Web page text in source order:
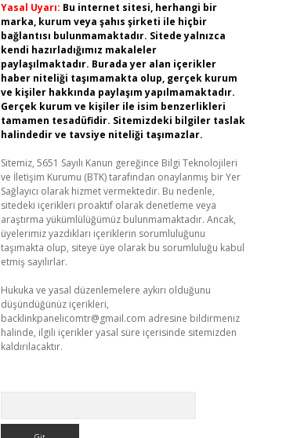
Yasal Uyarı: Bu internet sitesi, herhangi bir
marka, kurum veya şahıs şirketi ile hiçbir
bağlantısı bulunmamaktadır. Sitede yalnızca
kendi hazırladığımız makaleler
paylaşılmaktadır. Burada yer alan içerikler
haber niteliği taşımamakta olup, gerçek kurum
ve kişiler hakkında paylaşım yapılmamaktadır.
Gerçek kurum ve kişiler ile isim benzerlikleri
tamamen tesadüfidir. Sitemizdeki bilgiler taslak
halindedir ve tavsiye niteliği taşımazlar.
Sitemiz, 5651 Sayılı Kanun gereğince Bilgi Teknolojileri
ve İletişim Kurumu (BTK) tarafından onaylanmış bir Yer
Sağlayıcı olarak hizmet vermektedir. Bu nedenle,
sitedeki içerikleri proaktif olarak denetleme veya
araştırma yükümlülüğümüz bulunmamaktadır. Ancak,
üyelerimiz yazdıkları içeriklerin sorumluluğunu
taşımakta olup, siteye üye olarak bu sorumluluğu kabul
etmiş sayılırlar.
Hukuka ve yasal düzenlemelere aykırı olduğunu
düşündüğünüz içerikleri,
backlinkpanelicomtr@gmail.com adresine bildirmeniz
halinde, ilgili içerikler yasal süre içerisinde sitemizden
kaldırılacaktır.